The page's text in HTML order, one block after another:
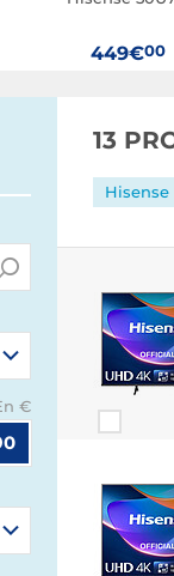
449€00
€
13
Hisense